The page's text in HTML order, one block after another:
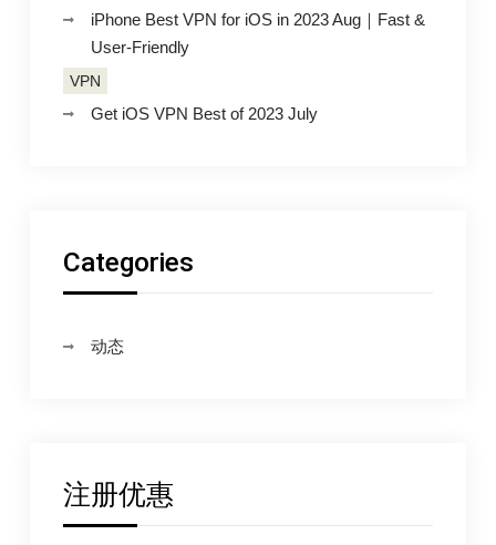
iPhone Best VPN for iOS in 2023 Aug｜Fast &
User-Friendly
VPN
Get iOS VPN Best of 2023 July
Categories
动态
注册优惠